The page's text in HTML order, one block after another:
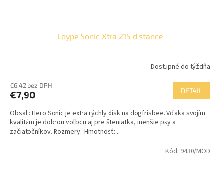
Loype Sonic Xtra 215 distance
Dostupné do týždňa
€6,42 bez DPH
€7,90 DETAIL
Obsah: Hero Sonic je extra rýchly disk na dogfrisbee. Vďaka svojím
kvalitám je dobrou voľbou aj pre šteniatka, menšie psy a
začiatočníkov. Rozmery: Hmotnosť:...
Kód: 9430/MOD